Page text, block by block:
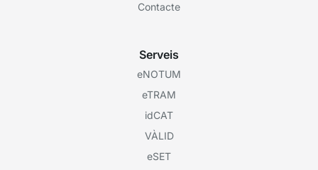
Contacte
Serveis
eNOTUM
eTRAM
idCAT
VÀLID
eSET